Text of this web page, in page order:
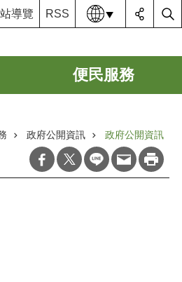
導覽 RSS 語系
便民服務
政府公開資訊 政府公開資訊